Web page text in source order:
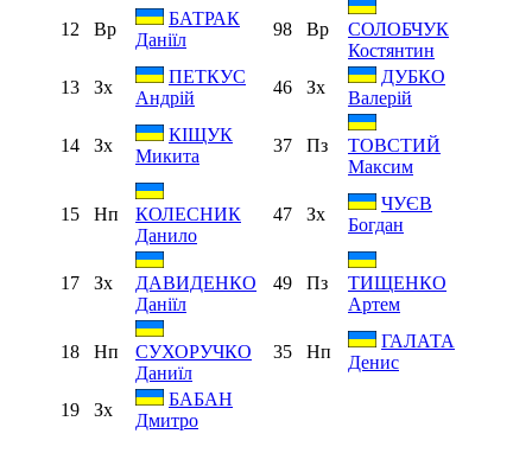
12 Вр
БАТРАК
Даніїл
98 Вр
СОЛОБЧУК
Костянтин
13
Зх
ПЕТКУС
Андрій
46 Зх
ДУБКО
Валерій
14 Зх
КІЩУК
Микита
37 Пз
ТОВСТИЙ
Максим
15 Нп
КОЛЕСНИК
Данило
47 Зх
ЧУЄВ
Богдан
17 Зх
ДАВИДЕНКО
Даніїл
49 Пз
ТИЩЕНКО
Артем
18 Нп
СУХОРУЧКО
Даниїл
35 Нп
ГАЛАТА
Денис
19 Зх
БАБАН
Дмитро